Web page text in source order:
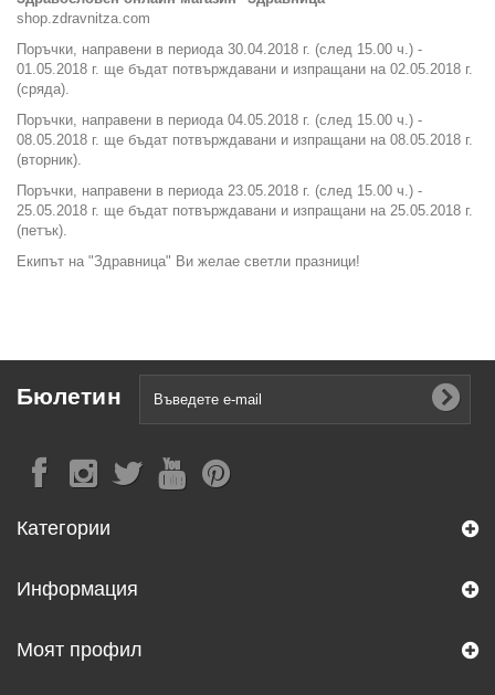
shop.zdravnitza.com
Поръчки, направени в периода 30.04.2018 г. (след 15.00 ч.) -
01.05.2018 г. ще бъдат потвърждавани и изпращани на 02.05.2018 г.
(сряда).
Поръчки, направени в периода 04.05.2018 г. (след 15.00 ч.) -
08.05.2018 г. ще бъдат потвърждавани и изпращани на 08.05.2018 г.
(вторник).
Поръчки, направени в периода 23.05.2018 г. (след 15.00 ч.) -
25.05.2018 г. ще бъдат потвърждавани и изпращани на 25.05.2018 г.
(петък).
Екипът на "Здравница" Ви желае светли празници!
Бюлетин
Категории
Информация
Моят профил